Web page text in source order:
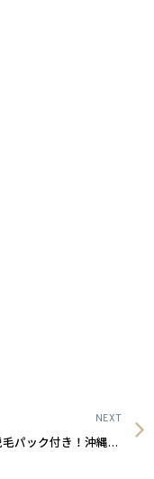
NEXT
ヒゲ脱毛パック付き！沖縄メンズ脱毛